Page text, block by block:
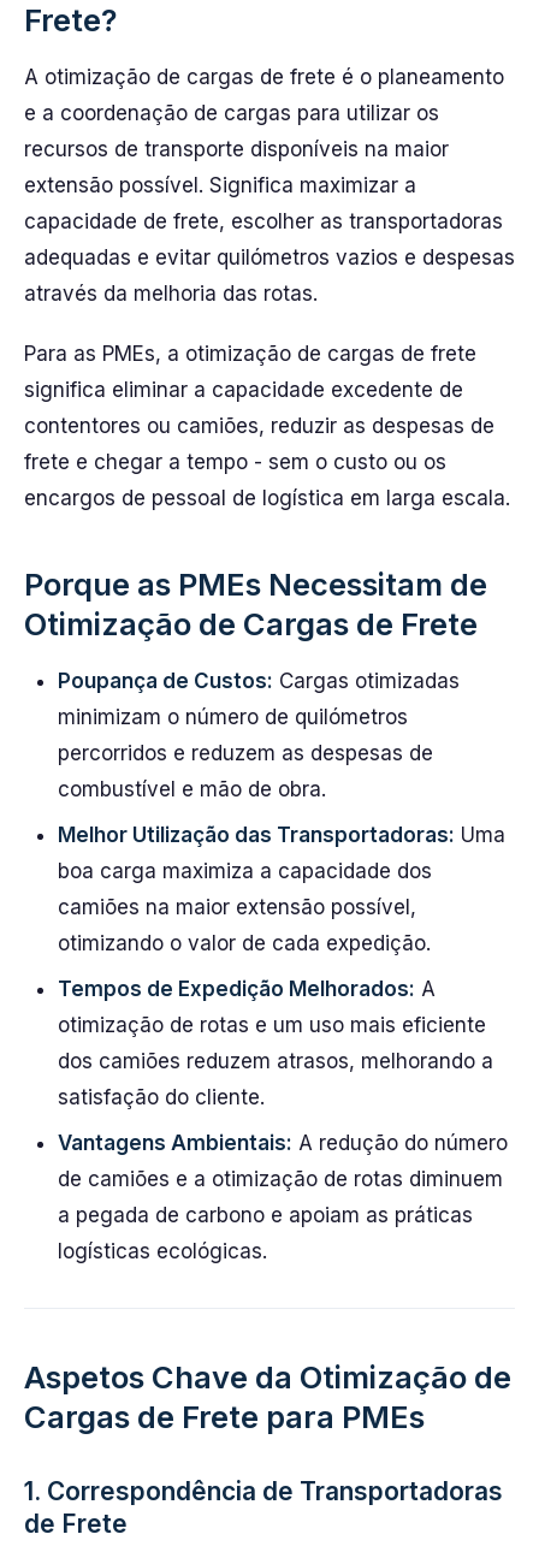
Frete?
A otimização de cargas de frete é o planeamento
e a coordenação de cargas para utilizar os
recursos de transporte disponíveis na maior
extensão possível. Significa maximizar a
capacidade de frete, escolher as transportadoras
adequadas e evitar quilómetros vazios e despesas
através da melhoria das rotas.
Para as PMEs, a otimização de cargas de frete
significa eliminar a capacidade excedente de
contentores ou camiões, reduzir as despesas de
frete e chegar a tempo - sem o custo ou os
encargos de pessoal de logística em larga escala.
Porque as PMEs Necessitam de
Otimização de Cargas de Frete
Poupança de Custos: Cargas otimizadas
minimizam o número de quilómetros
percorridos e reduzem as despesas de
combustível e mão de obra.
Melhor Utilização das Transportadoras: Uma
boa carga maximiza a capacidade dos
camiões na maior extensão possível,
otimizando o valor de cada expedição.
Tempos de Expedição Melhorados: A
otimização de rotas e um uso mais eficiente
dos camiões reduzem atrasos, melhorando a
satisfação do cliente.
Vantagens Ambientais: A redução do número
de camiões e a otimização de rotas diminuem
a pegada de carbono e apoiam as práticas
logísticas ecológicas.
Aspetos Chave da Otimização de
Cargas de Frete para PMEs
1. Correspondência de Transportadoras
de Frete